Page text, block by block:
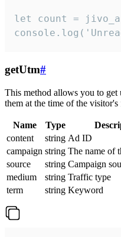
let count =
getUtm#
This method allows you to get
them at the time of the
Name Type
content
string Ad ID
campaign string The name of
source
string Campaign
medium
string Traffic type
term
string Keyword